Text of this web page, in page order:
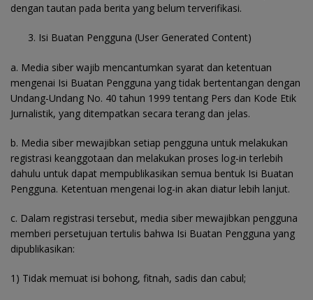
dengan tautan pada berita yang belum terverifikasi.
Isi Buatan Pengguna (User Generated Content)
a. Media siber wajib mencantumkan syarat dan ketentuan
mengenai Isi Buatan Pengguna yang tidak bertentangan dengan
Undang-Undang No. 40 tahun 1999 tentang Pers dan Kode Etik
Jurnalistik, yang ditempatkan secara terang dan jelas.
b. Media siber mewajibkan setiap pengguna untuk melakukan
registrasi keanggotaan dan melakukan proses log-in terlebih
dahulu untuk dapat mempublikasikan semua bentuk Isi Buatan
Pengguna. Ketentuan mengenai log-in akan diatur lebih lanjut.
c. Dalam registrasi tersebut, media siber mewajibkan pengguna
memberi persetujuan tertulis bahwa Isi Buatan Pengguna yang
dipublikasikan:
1) Tidak memuat isi bohong, fitnah, sadis dan cabul;